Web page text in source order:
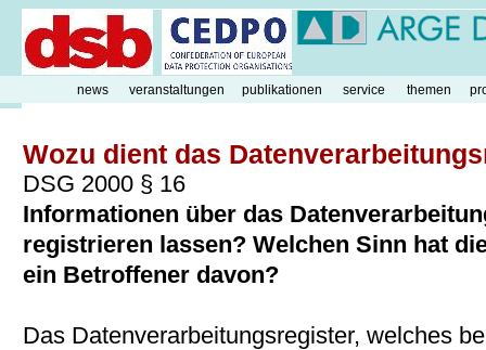
Wozu dient das
DSG 2000 § 16
Informationen über das
registrieren lassen? Welchen Sinn hat
ein Betroffener davon?
Das Datenverarbeitungsregister, welches
news veranstaltungen publikationen service themen